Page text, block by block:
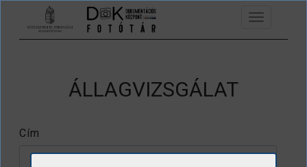
Ugrás a tartalomra
Toggle
navigation
ÁLLAGVIZSGÁLAT
Cím